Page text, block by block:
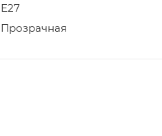
Е27
Прозрачная